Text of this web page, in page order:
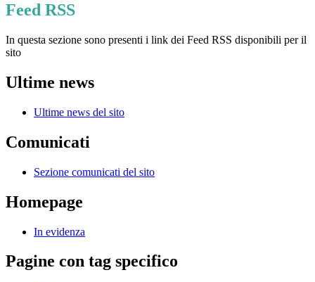
Feed RSS
In questa sezione sono presenti i link dei Feed RSS disponibili per il
sito
Ultime news
Ultime news del sito
Comunicati
Sezione comunicati del sito
Homepage
In evidenza
Pagine con tag specifico